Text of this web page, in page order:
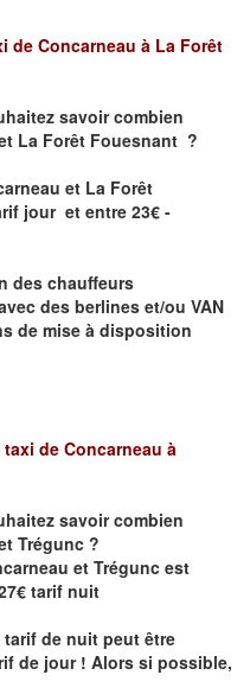
de Concarneau à La Forêt
savoircombien
La Forêt Fouesnant ?
et La Forêt
jour et entre 23€ -
des chauffeurs
des berlines et/ou VAN
de mise à disposition
taxi de Concarneau à
savoircombien
Trégunc ?
et Trégunc est
tarif nuit
de nuit peut être
de jour ! Alors si possible,